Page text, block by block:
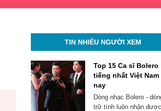
TIN NHIỀU NGƯỜI XEM
Top 15 Ca sĩ Bolero
tiếng nhất Việt Nam
nay
Dòng nhạc Bolero -
trữ tình luôn nhận